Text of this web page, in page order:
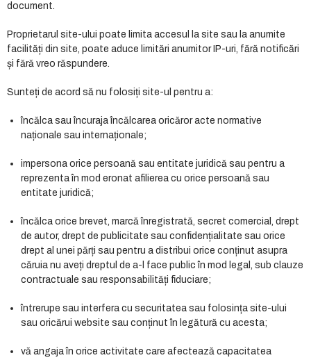
document.
Proprietarul site-ului poate limita accesul la site sau la anumite
facilități din site, poate aduce limitări anumitor IP-uri, fără notificări
și fără vreo răspundere.
Sunteți de acord să nu folosiți site-ul pentru a:
încălca sau încuraja încălcarea oricăror acte normative
naționale sau internaționale;
impersona orice persoană sau entitate juridică sau pentru a
reprezenta în mod eronat afilierea cu orice persoană sau
entitate juridică;
încălca orice brevet, marcă înregistrată, secret comercial, drept
de autor, drept de publicitate sau confidențialitate sau orice
drept al unei părți sau pentru a distribui orice conținut asupra
căruia nu aveți dreptul de a-l face public în mod legal, sub clauze
contractuale sau responsabilități fiduciare;
întrerupe sau interfera cu securitatea sau folosința site-ului
sau oricărui website sau conținut în legătură cu acesta;
vă angaja în orice activitate care afectează capacitatea